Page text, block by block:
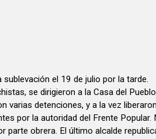
el 19 de julio por la tarde.
se dirigieron a la Casa del
varias detenciones, y a la vez
por la autoridad del Frente Popular.
parte obrera. El último alcalde